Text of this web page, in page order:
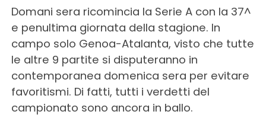
Domani sera ricomincia la Serie A con la 37^
e penultima giornata della stagione. In
campo solo Genoa-Atalanta, visto che tutte
le altre 9 partite si disputeranno in
contemporanea domenica sera per evitare
favoritismi. Di fatti, tutti i verdetti del
campionato sono ancora in ballo.